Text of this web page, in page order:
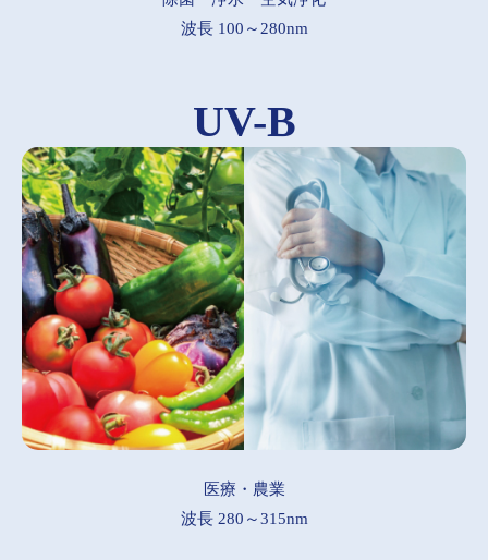
波長 100～280nm
UV-B
医療・農業
波長 280～315nm